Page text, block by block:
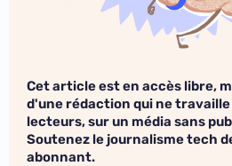
Cet article est en accès libre,
d'une rédaction qui ne travaille
lecteurs, sur un média sans
Soutenez le journalisme tech
abonnant.